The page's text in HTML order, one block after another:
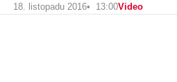
18. listopadu 2016 13:00Video